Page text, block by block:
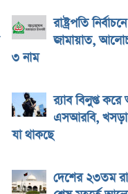
রাষ্ট্রপতি
জামায়াত,
৩ নাম
র‌্যাব বিলুপ্ত
এসআরবি,
যা থাকছে
দেশের ২৩তম